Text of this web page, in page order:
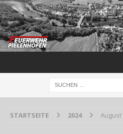
STARTSEITE 2024 August